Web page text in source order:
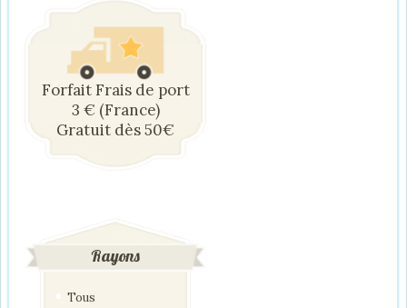
Forfait Frais de port
3 € (France)
Gratuit dès 50€
Rayons
Tous